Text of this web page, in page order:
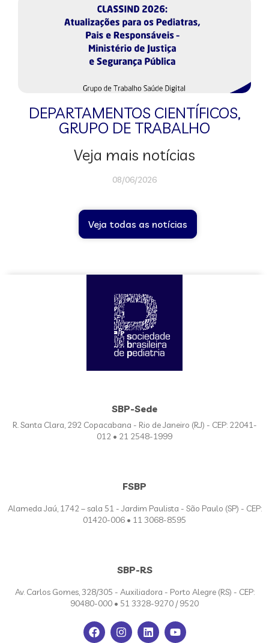
DEPARTAMENTOS CIENTÍFICOS,
GRUPO DE TRABALHO
Veja mais notícias
08/06/2026
Veja todas as notícias
SBP-Sede
R. Santa Clara, 292 Copacabana - Rio de Janeiro (RJ) - CEP: 22041-
012 • 21 2548-1999
FSBP
Alameda Jaú, 1742 – sala 51 - Jardim Paulista - São Paulo (SP) - CEP:
01420-006 • 11 3068-8595
SBP-RS
Av. Carlos Gomes, 328/305 - Auxiliadora - Porto Alegre (RS) - CEP:
90480-000 • 51 3328-9270 / 9520